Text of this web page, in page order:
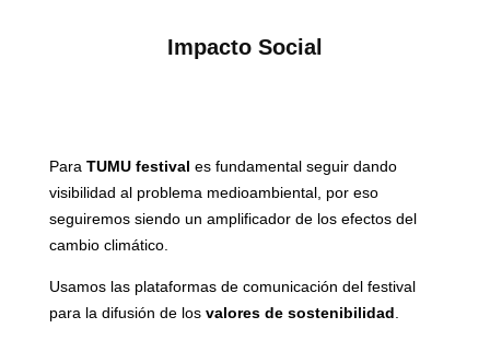
Impacto Social
Para TUMU festival es fundamental seguir dando
visibilidad al problema medioambiental, por eso
seguiremos siendo un amplificador de los efectos del
cambio climático.
Usamos las plataformas de comunicación del festival
para la difusión de losvalores de sostenibilidad